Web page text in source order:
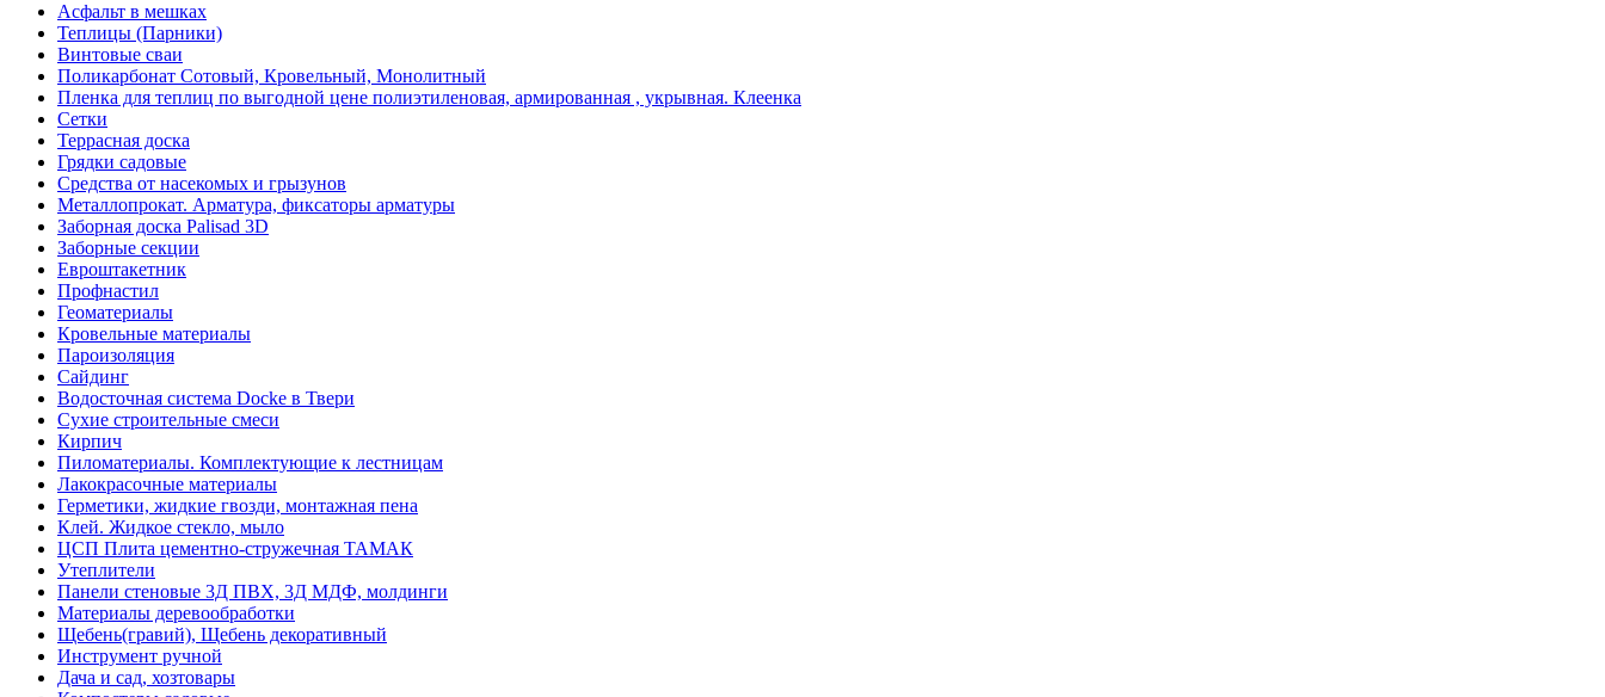
Асфальт в мешках
Теплицы (Парники)
Винтовые сваи
Поликарбонат Сотовый, Кровельный, Монолитный
Пленка для теплиц по выгодной цене полиэтиленовая, армированная , укрывная. Клеенка
Сетки
Террасная доска
Грядки садовые
Средства от насекомых и грызунов
Металлопрокат. Арматура, фиксаторы арматуры
Заборная доска Palisad 3D
Заборные секции
Евроштакетник
Профнастил
Геоматериалы
Кровельные материалы
Пароизоляция
Сайдинг
Водосточная система Docke в Твери
Сухие строительные смеси
Кирпич
Пиломатериалы. Комплектующие к лестницам
Лакокрасочные материалы
Герметики, жидкие гвозди, монтажная пена
Клей. Жидкое стекло, мыло
ЦСП Плита цементно-стружечная ТАМАК
Утеплители
Панели стеновые 3Д ПВХ, 3Д МДФ, молдинги
Материалы деревообработки
Щебень(гравий), Щебень декоративный
Инструмент ручной
Дача и сад, хозтовары